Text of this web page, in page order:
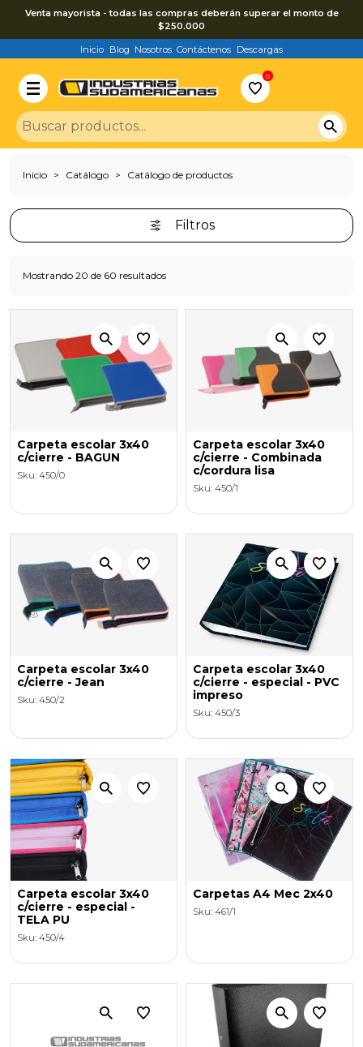
Venta mayorista - todas las compras deberán superar el monto de
$250.000
Inicio Blog Nosotros Contáctenos Descargas
0
Inicio Catálogo Catálogo de productos
Filtros
Mostrando 20 de 60 resultados
Carpeta escolar 3x40
c/cierre - BAGUN
Sku: 450/0
Carpeta escolar 3x40
c/cierre - Combinada
c/cordura lisa
Sku: 450/1
Carpeta escolar 3x40
c/cierre - Jean
Sku: 450/2
Carpeta escolar 3x40
c/cierre - especial - PVC
impreso
Sku: 450/3
Carpeta escolar 3x40
c/cierre - especial -
TELA PU
Sku: 450/4
Carpetas A4 Mec 2x40
Sku: 461/1